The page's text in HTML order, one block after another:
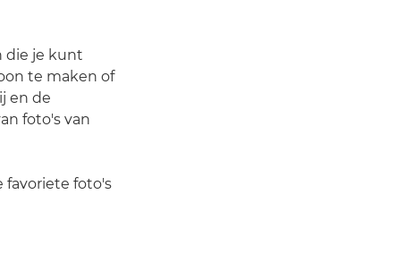
die je kunt
te maken of
en de
foto's van
favoriete foto's